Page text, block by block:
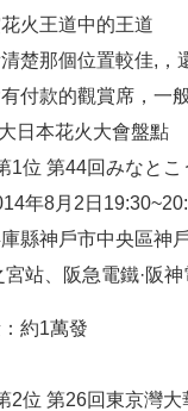
火王道中的王道
清楚那個位置較佳,
付款的觀賞席，一
日本花火大會盤點
1位 第44回みなと
年8月2日
縣神戶市中央區神
站、阪急電鐵·阪
約1萬發
2位 第26回東京灣大